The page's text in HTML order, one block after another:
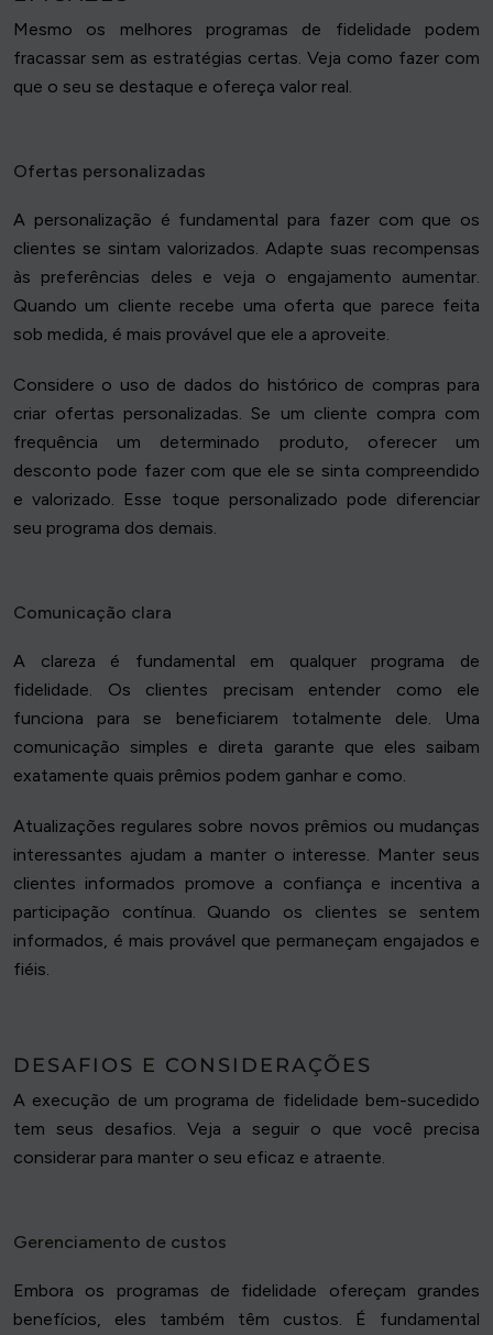
Mesmo os melhores programas de fidelidade podem
fracassar sem as estratégias certas. Veja como fazer com
que o seu se destaque e ofereça valor real.
Ofertas personalizadas
A personalização é fundamental para fazer com que os
clientes se sintam valorizados. Adapte suas recompensas
às preferências deles e veja o engajamento aumentar.
Quando um cliente recebe uma oferta que parece feita
sob medida, é mais provável que ele a aproveite.
Considere o uso de dados do histórico de compras para
criar ofertas personalizadas. Se um cliente compra com
frequência um determinado produto, oferecer um
desconto pode fazer com que ele se sinta compreendido
e valorizado. Esse toque personalizado pode diferenciar
seu programa dos demais.
Comunicação clara
A clareza é fundamental em qualquer programa de
fidelidade. Os clientes precisam entender como ele
funciona para se beneficiarem totalmente dele. Uma
comunicação simples e direta garante que eles saibam
exatamente quais prêmios podem ganhar e como.
Atualizações regulares sobre novos prêmios ou mudanças
interessantes ajudam a manter o interesse. Manter seus
clientes informados promove a confiança e incentiva a
participação contínua. Quando os clientes se sentem
informados, é mais provável que permaneçam engajados e
fiéis.
DESAFIOS E CONSIDERAÇÕES
A execução de um programa de fidelidade bem-sucedido
tem seus desafios. Veja a seguir o que você precisa
considerar para manter o seu eficaz e atraente.
Gerenciamento de custos
Embora os programas de fidelidade ofereçam grandes
benefícios, eles também têm custos. É fundamental